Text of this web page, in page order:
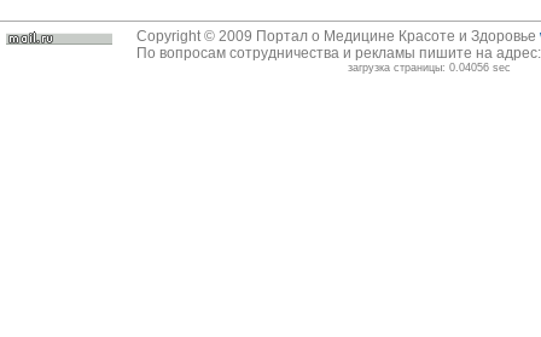
Copyright © 2009 Портал о Медицине Красоте и Здоровье
По вопросам сотрудничества и рекламы пишите на
загрузка страницы: 0.04056 sec